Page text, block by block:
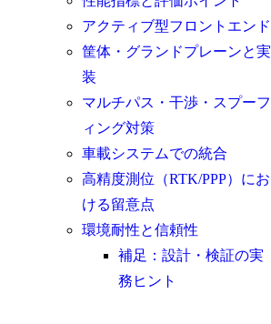
アクティブ型フロントエンド
筐体・グランドプレーンと実
装
マルチパス・干渉・スプーフ
ィング対策
車載システムでの統合
高精度測位（RTK/PPP）にお
ける留意点
環境耐性と信頼性
補足：設計・検証の実
務ヒント